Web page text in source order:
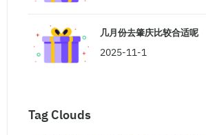
几月份去肇庆比较合适呢
2025-11-1
Tag Clouds